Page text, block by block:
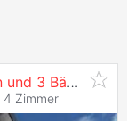
Einfamilienhaus mit 4 Zimmern Garten und 3 Bädern
4 Zimmer